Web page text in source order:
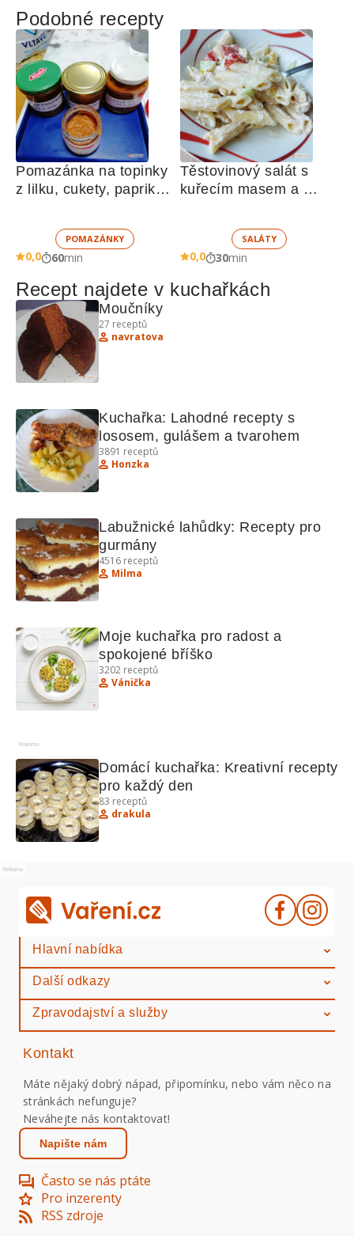
Podobné recepty
Pomazánka na topinky
z lilku, cukety, paprik,
žampionů
POMAZÁNKY
0,0 60min
Těstovinový salát s
kuřecím masem a
SALÁTY
0,0 30min
Recept najdete v kuchařkách
27 receptů
navratova
Kuchařka: Lahodné recepty s
lososem, gulášem a tvarohem
3891 receptů
Honzka
Labužnické lahůdky: Recepty pro
gurmány
4516 receptů
Milma
Moje kuchařka pro radost a
spokojené bříško
3202 receptů
Vánička
Reklama
Domácí kuchařka: Kreativní recepty
pro každý den
83 receptů
drakula
Reklama
Hlavní nabídka
Další odkazy
Zpravodajství a služby
Kontakt
Máte nějaký dobrý nápad, připomínku, nebo vám něco na
stránkách nefunguje?
Neváhejte nás kontaktovat!
Napište nám
Často se nás ptáte
Pro inzerenty
RSS zdroje